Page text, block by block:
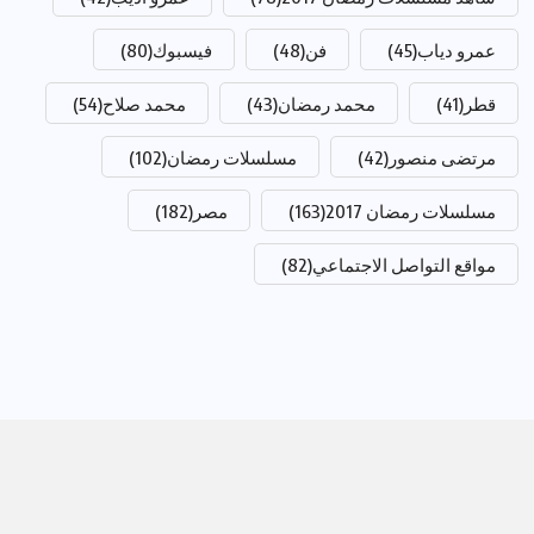
عمرو دياب(45) فن(48) فيسبوك(80)
قطر (41) محمد رمضان(43) محمد صلاح(54)
مرتضى منصور (42) مسلسلات رمضان(102)
مسلسلات رمضان 2017 (163) مصر (182)
مواقع التواصل الاجتماعي(82)